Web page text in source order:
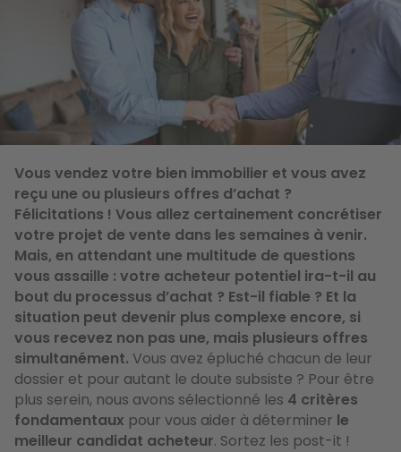
Vous vendez votre bien immobilier et vous avez
reçu une ou plusieurs offres d’achat ?
Félicitations ! Vous allez certainement concrétiser
votre projet de vente dans les semaines à venir.
Mais, en attendant une multitude de questions
vous assaille : votre acheteur potentiel ira-t-il au
bout du processus d’achat ? Est-il fiable ? Et la
situation peut devenir plus complexe encore, si
vous recevez non pas une, mais plusieurs offres
simultanément. Vous avez épluché chacun de leur
dossier et pour autant le doute subsiste ? Pour être
plus serein, nous avons sélectionné les 4 critères
fondamentaux pour vous aider à déterminer le
meilleur candidat acheteur. Sortez les post-it !